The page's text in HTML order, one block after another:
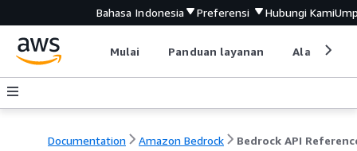
Bahasa Indonesia Preferensi Hubungi Kami
Mulai Panduan layanan Alat
Documentation Amazon Bedrock Bedrock API